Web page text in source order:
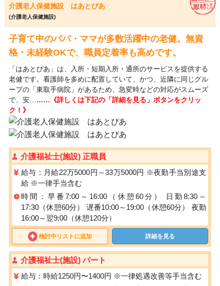
介護老人保健施設 はあとぴあ
(介護老人保健施設)
子育て中のパパ・ママが多数活躍中の老健。無資
格・未経験OKで、職員定着率も高めです。
「はあとぴあ」は、入所・短期入所・通所のサービスを提供する
老健です。看護師を多めに配置していて、かつ、近隣に同じグル
ープの「東取手病院」があるため、急変時などの対応がスムーズ
で、安… ……《詳しくは下記の「詳細を見る」ボタンをクリッ
ク！》
介護福祉士(施設) 正職員
給与：月給22万5000円～33万5000円 ※夜勤手当別途支
給 ※一律手当含む
時間：早番7:00～16:00（休憩60分） 日勤8:30～
17:30（休憩60分） 遅番10:00～19:00（休憩60分） 夜勤
16:00～翌9:00（休憩120分）
検討中リストに追加 詳細を見る
介護福祉士(施設) パート
給与：時給1250円〜1400円 ※⼀律処遇改善等⼿当含む